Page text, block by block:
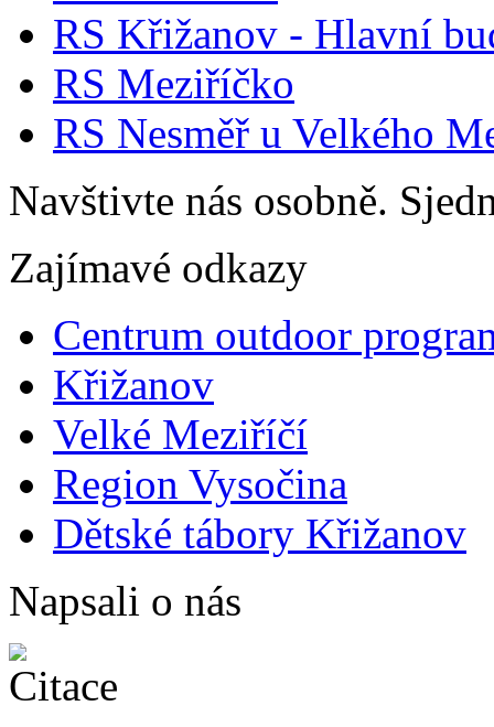
RS Křižanov - Hlavní
RS Meziříčko
RS Nesměř u Velkého
Navštivte nás osobně.
Zajímavé odkazy
Centrum outdoor
Křižanov
Velké Meziříčí
Region Vysočina
Dětské tábory Křižanov
Napsali o nás